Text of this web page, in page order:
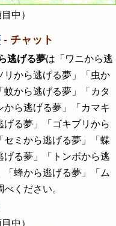
中）
- チャット
逃げる夢は「ワニから逃
リから逃げる夢」「虫か
から逃げる夢」「カタ
ら逃げる夢」「カマキ
げる夢」「ゴキブリから
ミから逃げる夢」「蝶
る夢」「トンボから逃
蜂から逃げる夢」「ム
ください。
中）